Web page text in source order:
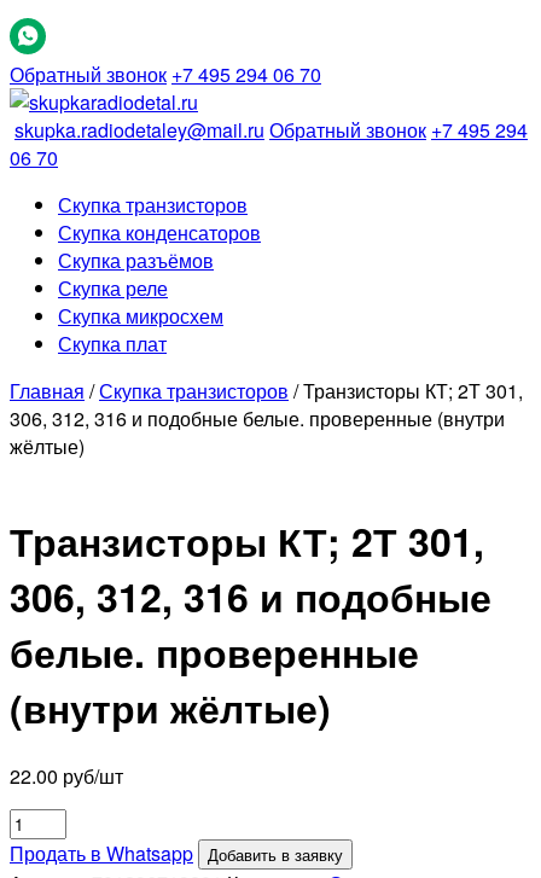
Обратный звонок +7 495 294 06 70
skupka.radiodetaley@mail.ru Обратный звонок +7 495 294
06 70
Скупка транзисторов
Скупка конденсаторов
Скупка разъёмов
Скупка реле
Скупка микросхем
Скупка плат
Главная /Скупка транзисторов / Транзисторы КТ; 2Т 301,
306, 312, 316 и подобные белые. проверенные (внутри
жёлтые)
Транзисторы КТ; 2Т 301,
306, 312, 316 и подобные
белые. проверенные
(внутри жёлтые)
22.00 руб/шт
Количество
товара
Продать в Whatsapp Добавить в заявку